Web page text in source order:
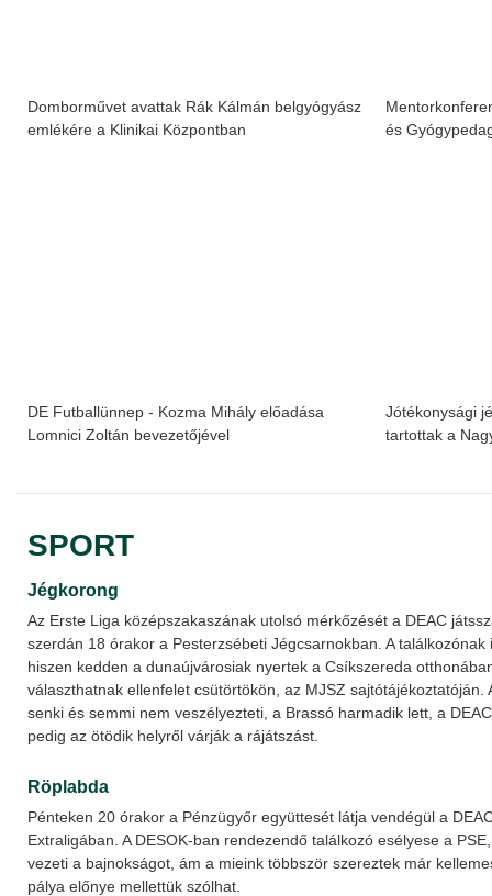
Domborművet avattak Rák Kálmán belgyógyász
emlékére a Klinikai Központban
és
DE Futballünnep - Kozma Mihály előadása
Lomnici Zoltán bevezetőjével
Jótékonysági
tartottak a
SPORT
Jégkorong
Az Erste Liga középszakaszának utolsó mérkőzését a DEAC
szerdán 18 órakor a Pesterzsébeti Jégcsarnokban. A
hiszen kedden a dunaújvárosiak nyertek a Csíkszereda
választhatnak ellenfelet csütörtökön, az MJSZ sajtótájékoztatóján.
senki és semmi nem veszélyezteti, a Brassó harmadik lett, a
pedig az ötödik helyről várják a rájátszást.
Röplabda
Pénteken 20 órakor a Pénzügyőr együttesét látja vendégül a
Extraligában. A DESOK-ban rendezendő találkozó esélyese a
vezeti a bajnokságot, ám a mieink többször szereztek már
pálya előnye mellettük szólhat.